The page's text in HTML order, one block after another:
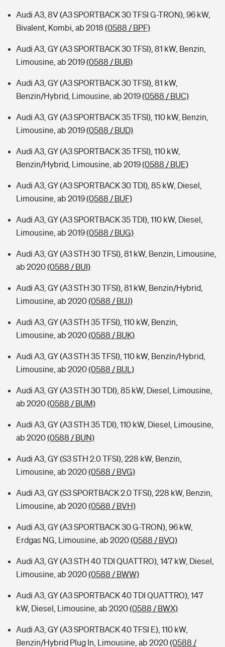
Audi A3, 8V (A3 SPORTBACK 30 TFSI G-TRON), 96 kW,
Bivalent, Kombi, ab 2018 (0588 / BPF)
Audi A3, GY (A3 SPORTBACK 30 TFSI), 81 kW, Benzin,
Limousine, ab 2019(0588 / BUB)
Audi A3, GY (A3 SPORTBACK 30 TFSI), 81 kW,
Benzin/Hybrid, Limousine, ab 2019(0588 / BUC)
Audi A3, GY (A3 SPORTBACK 35 TFSI), 110 kW, Benzin,
Limousine, ab 2019(0588 / BUD)
Audi A3, GY (A3 SPORTBACK 35 TFSI), 110 kW,
Benzin/Hybrid, Limousine, ab 2019(0588 / BUE)
Audi A3, GY (A3 SPORTBACK 30 TDI), 85 kW, Diesel,
Limousine, ab 2019(0588 / BUF)
Audi A3, GY (A3 SPORTBACK 35 TDI), 110 kW, Diesel,
Limousine, ab 2019(0588 / BUG)
Audi A3, GY (A3 STH 30 TFSI), 81 kW, Benzin, Limousine,
ab 2020(0588 / BUI)
Audi A3, GY (A3 STH 30 TFSI), 81 kW, Benzin/Hybrid,
Limousine, ab 2020(0588 / BUJ)
Audi A3, GY (A3 STH 35 TFSI), 110 kW, Benzin,
Limousine, ab 2020(0588 / BUK)
Audi A3, GY (A3 STH 35 TFSI), 110 kW, Benzin/Hybrid,
Limousine, ab 2020(0588 / BUL)
Audi A3, GY (A3 STH 30 TDI), 85 kW, Diesel, Limousine,
ab 2020(0588 / BUM)
Audi A3, GY (A3 STH 35 TDI), 110 kW, Diesel, Limousine,
ab 2020(0588 / BUN)
Audi A3, GY (S3 STH 2.0 TFSI), 228 kW, Benzin,
Limousine, ab 2020(0588 / BVG)
Audi A3, GY (S3 SPORTBACK 2.0 TFSI), 228 kW, Benzin,
Limousine, ab 2020(0588 / BVH)
Audi A3, GY (A3 SPORTBACK 30 G-TRON), 96 kW,
Erdgas NG, Limousine, ab 2020(0588 / BVQ)
Audi A3, GY (A3 STH 40 TDI QUATTRO), 147 kW, Diesel,
Limousine, ab 2020(0588 / BWW)
Audi A3, GY (A3 SPORTBACK 40 TDI QUATTRO), 147
kW, Diesel, Limousine, ab 2020(0588 / BWX)
Audi A3, GY (A3 SPORTBACK 40 TFSI E), 110 kW,
Benzin/Hybrid Plug In, Limousine, ab 2020(0588 /